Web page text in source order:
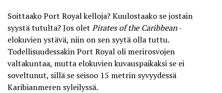
Soittaako Port Royal kelloja? Kuulostaako se jostain
syystä tutulta? Jos olet Pirates of the Caribbean-
elokuvien ystävä, niin on sen syytä olla tuttu.
TodellisuudessakinPort Royal oli merirosvojen
valtakuntaa, mutta elokuvien kuvauspaikaksi se ei
soveltunut, sillä se seisoo 15 metrin syvyydessä
Karibianmeren syleilyssä.